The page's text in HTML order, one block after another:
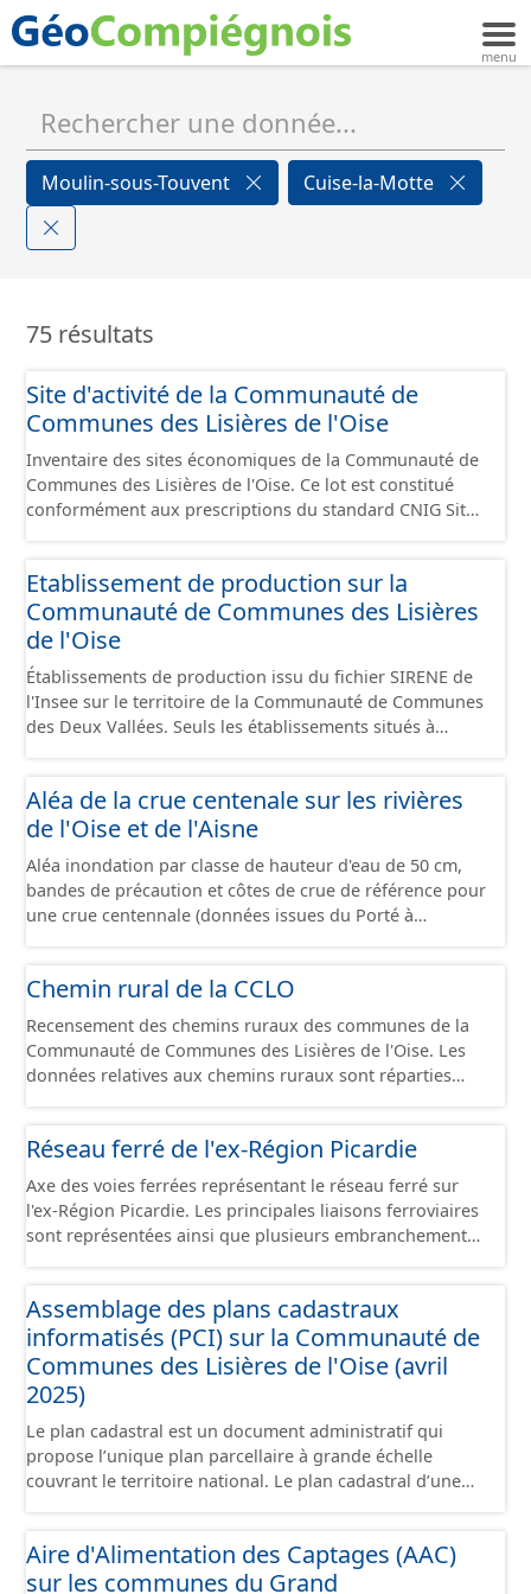
Moulin-sous-Touvent Cuise-la-Motte
75 résultats
Site d'activité de la Communauté de
Communes des Lisières de l'Oise
Inventaire des sites économiques de la Communauté de
Communes des Lisières de l'Oise. Ce lot est constitué
conformément aux prescriptions du standard CNIG Sites
Etablissement de production sur la
Communauté de Communes des Lisières
de l'Oise
Établissements de production issu du fichier SIRENE de
l'Insee sur le territoire de la Communauté de Communes
des Deux Vallées. Seuls les établissements situés à
conformément aux prescriptions du standard CNIG Sites
Économiques. Ce lot ne contient pas la référence aux
delà des prescriptions du CNIG se limitant aux SCI.
Aléa de la crue centenale sur les rivières
de l'Oise et de l'Aisne
Aléa inondation par classe de hauteur d'eau de 50 cm,
bandes de précaution et côtes de crue de référence pour
une crue centennale (données issues du Porté à
Chemin rural de la CCLO
Recensement des chemins ruraux des communes de la
Communauté de Communes des Lisières de l'Oise. Les
données relatives aux chemins ruraux sont réparties
générales du chemin (longueur, largeur, etc.). - Secteurs :
les informations générales du chemin et données
relevées sur le terrain. - Éléments : les éléments naturels
relevés sur les chemins (bois, talus, bande enherbée,
etc.). - Observations : les observations relevées sur les
- Plantations : proposition de plantation de haies (haie
basse, haie mixte, etc.).
Réseau ferré de l'ex-Région Picardie
Axe des voies ferrées représentant le réseau ferré sur
l'ex-Région Picardie. Les principales liaisons ferroviaires
sont représentées ainsi que plusieurs embranchements
sont désaffectées mais sont toujours physiquement
présentes sur le terrain.
Assemblage des plans cadastraux
informatisés (PCI) sur la Communauté de
Communes des Lisières de l'Oise (avril
2025)
Le plan cadastral est un document administratif qui
propose l’unique plan parcellaire à grande échelle
couvrant le territoire national. Le plan cadastral d’une
communément appelées « feuilles de plan ». La parcelle
est l’unité cadastrale de base. C’est un terrain d’un seul
Aire d'Alimentation des Captages (AAC)
sur les communes du Grand